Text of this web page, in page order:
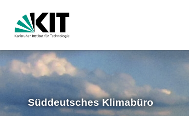
Süddeutsches Klimabüro